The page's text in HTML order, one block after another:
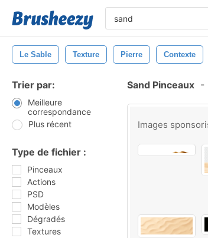
Le Sable Texture Pierre Contexte
Trier par:
Meilleure
correspondance
Plus récent
Type de fichier :
Pinceaux
Actions
PSD
Modèles
Dégradés
Textures
Sand Pinceaux -
Images